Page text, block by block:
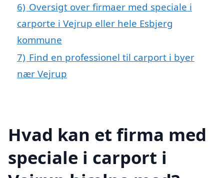
6) Oversigt over firmaer med speciale i
carporte i Vejrup eller hele Esbjerg
kommune
7) Find en professionel til carport i byer
nær Vejrup
Hvad kan et firma med
speciale i carport i